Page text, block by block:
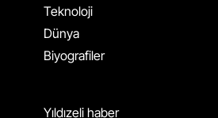
Teknoloji
Dünya
Biyografiler
Yıldızeli haber